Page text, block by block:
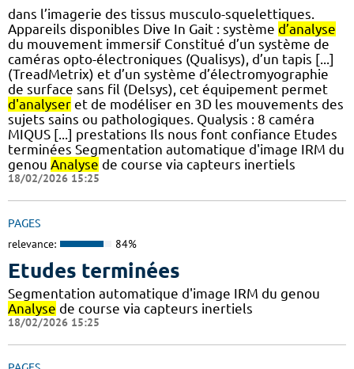
dans l’imagerie des tissus musculo-squelettiques.
Appareils disponibles Dive In Gait : système d’analyse
du mouvement immersif Constitué d’un système de
caméras opto-électroniques (Qualisys), d’un tapis [...]
(TreadMetrix) et d’un système d’électromyographie
de surface sans fil (Delsys), cet équipement permet
d'analyser et de modéliser en 3D les mouvements des
sujets sains ou pathologiques. Qualysis : 8 caméra
MIQUS [...] prestations Ils nous font confiance Etudes
terminées Segmentation automatique d'image IRM du
genou Analyse de course via capteurs inertiels
18/02/2026 15:25
PAGES
relevance: 84%
Etudes terminées
Segmentation automatique d'image IRM du genou
Analyse de course via capteurs inertiels
18/02/2026 15:25